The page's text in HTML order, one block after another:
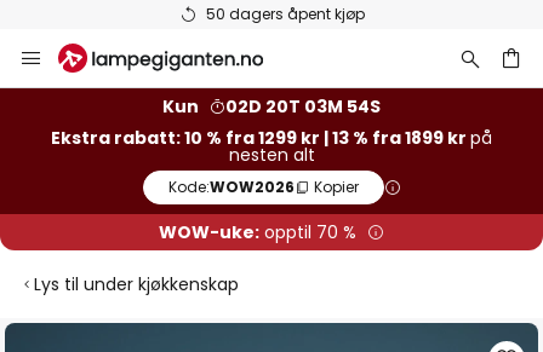
50 dagers åpent kjøp
Hopp
til
Kun
02D 20T 03M 53S
Ekstra rabatt: 10 % fra 1299 kr | 13 % fra 1899 kr på
nesten alt
Kode:WOW2026 Kopier
WOW-uke: opptil 70 %
Lys til under kjøkkenskap
Gå